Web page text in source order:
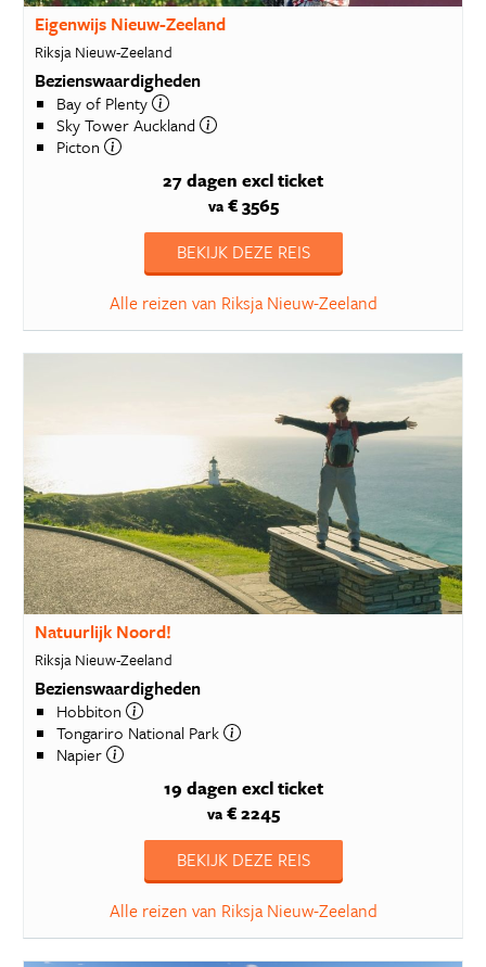
Eigenwijs Nieuw-Zeeland
Riksja Nieuw-Zeeland
Bezienswaardigheden
Bay of Plenty
Sky Tower Auckland
Picton
27 dagen excl ticket
va€ 3565
BEKIJK DEZE REIS
Alle reizen van Riksja Nieuw-Zeeland
Natuurlijk Noord!
Riksja Nieuw-Zeeland
Bezienswaardigheden
Hobbiton
Tongariro National Park
Napier
19 dagen excl ticket
va€ 2245
BEKIJK DEZE REIS
Alle reizen van Riksja Nieuw-Zeeland